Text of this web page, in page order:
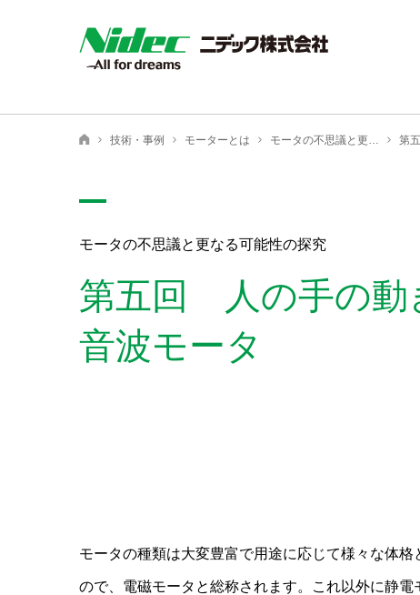
ニデック株式会社
技術・事例 モーターとは モータの不思議と更なる可能性の探究 第
モータの不思議と更なる可能性の探究
第五回 人の手の動
音波モータ
モータの種類は大変豊富で用途に応じて様々な体
ので、電磁モータと総称されます。これ以外に静